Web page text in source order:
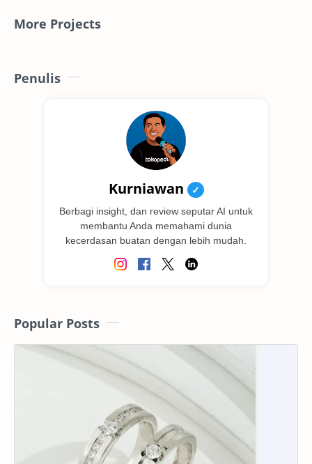
More Projects
Penulis
Kurniawan ✓
Berbagi insight, dan review seputar AI untuk
membantu Anda memahami dunia
kecerdasan buatan dengan lebih mudah.
Popular Posts